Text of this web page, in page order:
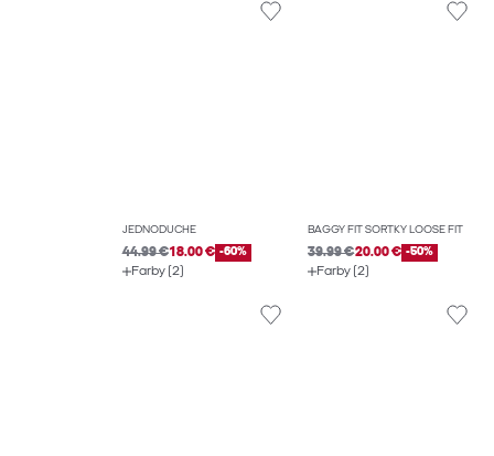
JEDNODUCHÉ
44.99 €18.00 € -60%
Farby (2)
BAGGY FIT ŠORTKY LOOSE FIT
39.99 €20.00 € -50%
Farby (2)